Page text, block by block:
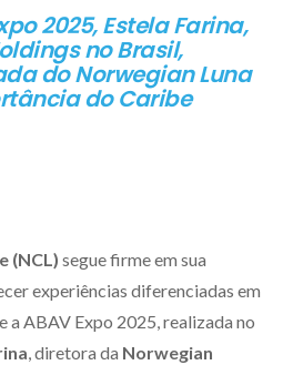
2025, Estela Farina,
no Brasil,
do Norwegian Luna
do Caribe
(NCL) segue firme em sua
experiências diferenciadas em
a ABAV Expo 2025, realizada no
, diretora da Norwegian